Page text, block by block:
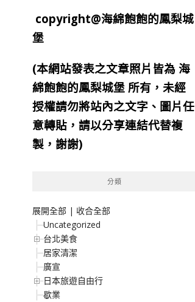
copyright@海綿飽飽的鳳梨城
堡
(本網站發表之文章照片皆為 海
綿飽飽的鳳梨城堡 所有，未經
授權請勿將站內之文字、圖片任
意轉貼，請以分享連結代替複
製，謝謝)
分類
展開全部 | 收合全部
Uncategorized
台北美食
居家清潔
廣宣
日本旅遊自由行
歇業